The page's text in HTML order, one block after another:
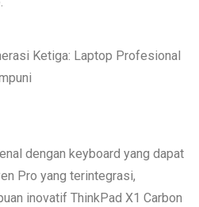
Ketiga: Laptop Profesional
dengan keyboard yang dapat
Pro yang terintegrasi,
inovatif ThinkPad X1 Carbon